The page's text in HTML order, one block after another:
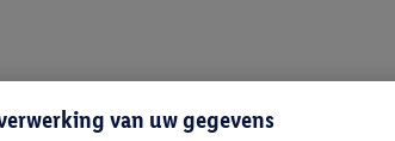
van uw gegevens